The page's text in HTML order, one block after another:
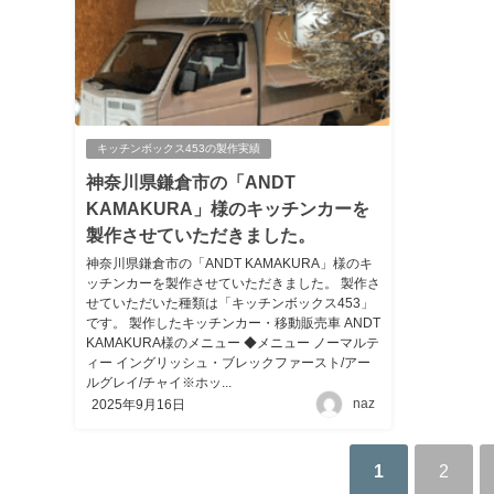
キッチンボックス453の製作実績
神奈川県鎌倉市の「ANDT
KAMAKURA」様のキッチンカーを
製作させていただきました。
神奈川県鎌倉市の「ANDT KAMAKURA」様のキ
ッチンカーを製作させていただきました。 製作さ
せていただいた種類は「キッチンボックス453」
です。 製作したキッチンカー・移動販売車 ANDT
KAMAKURA様のメニュー ◆メニュー ノーマルテ
ィー イングリッシュ・ブレックファースト/アー
ルグレイ/チャイ※ホッ...
2025年9月16日
naz
1 2